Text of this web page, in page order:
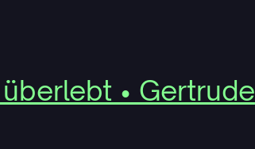
• Gertrude